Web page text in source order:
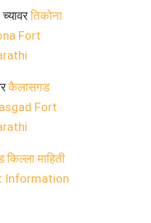
च्यावरतिकोना
Fort
कैलासगड
Fort
माहिती
Information